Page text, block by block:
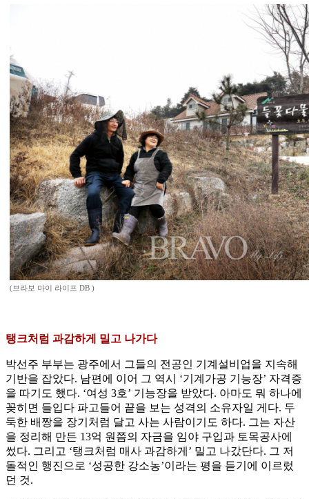
(브라보 마이 라이프 DB )
탱크처럼 과감하게 밀고 나가다
박선주 부부는 광주에서 그들의 전공인 기계설비업을 지속해
기반을 잡았다. 남편에 이어 그 역시 ‘기계가공 기능장’ 자격증
을 따기도 했다. ‘여성 3호’ 기능장을 받았다. 아마도 뭐 하나에
꽂히면 들입다 파고들어 끝을 보는 성격의 소유자일 게다. 두
둑한 배짱을 장기처럼 달고 사는 사람이기도 하다. 그는 자산
을 정리해 만든 13억 원쯤의 자금을 임야 구입과 토목공사에
썼다. 그리고 ‘탱크처럼 매사 과감하게’ 밀고 나갔단다. 그 저
돌적인 행진으로 ‘성공한 강소농’이라는 평을 듣기에 이르렀
던 것.